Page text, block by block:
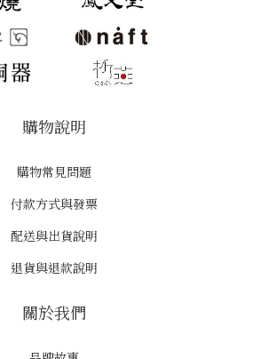
購物說明
購物常見問題
付款方式與發票
配送與出貨說明
退貨與退款說明
關於我們